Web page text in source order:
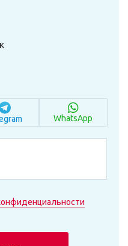
WhatsApp